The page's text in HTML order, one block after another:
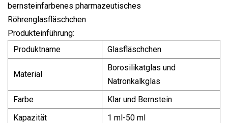
bernsteinfarbenes pharmazeutisches
Röhrenglasfläschchen
Produkteinführung:
Produktname
Glasfläschchen
Material
Borosilikatglas und
Natronkalkglas
Farbe
Klar und Bernstein
Kapazität
1 ml-50 ml